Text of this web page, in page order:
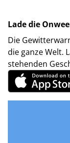
Lade die
Die
die ganze Welt.
stehenden